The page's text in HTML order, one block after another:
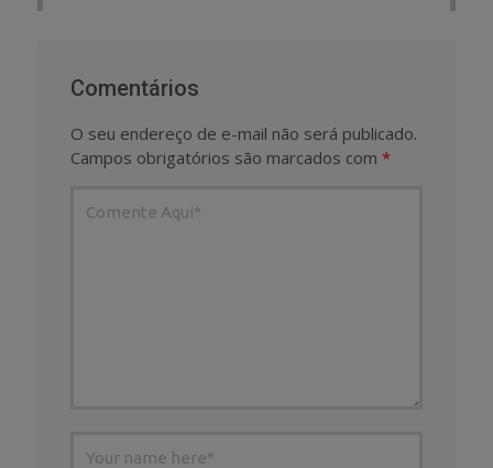
Comentários
O seu endereço de e-mail não será publicado.
Campos obrigatórios são marcados com *